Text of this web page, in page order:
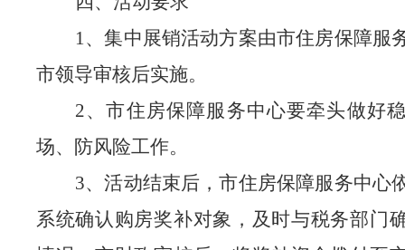
1、集中展销活动方案由市住房保障服
市领导审核后实施。
2、市住房保障服务中心要牵头做好
场、防风险工作。
3、活动结束后，市住房保障服务中心
系统确认购房奖补对象，及时与税务部门